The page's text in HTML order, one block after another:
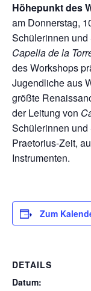
Höhepunkt des
am Donnerstag,
Schülerinnen und
Capella de la
des Workshops
Jugendliche aus
größte
der Leitung von
Schülerinnen
Praetorius-Zeit,
Instrumenten.
Zum
DETAILS
Datum: